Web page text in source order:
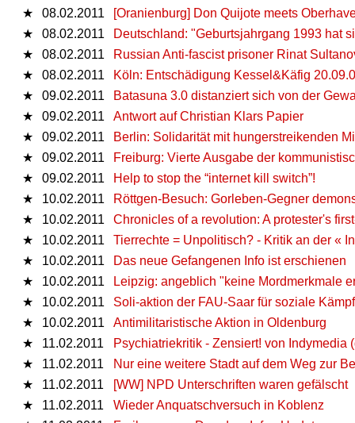
★
08.02.2011
[Oranienburg] Don Quijote meets
★
08.02.2011
Deutschland: "Geburtsjahrgang 1993 hat
★
08.02.2011
Russian Anti-fascist prisoner Rinat
★
08.02.2011
Köln: Entschädigung Kessel&Käfig
★
09.02.2011
Batasuna 3.0 distanziert sich von der
★
09.02.2011
Antwort auf Christian Klars Papier
★
09.02.2011
Berlin: Solidarität mit hungerstreikenden
★
09.02.2011
Freiburg: Vierte Ausgabe der
★
09.02.2011
Help to stop the “internet kill switch”!
★
10.02.2011
Röttgen-Besuch: Gorleben-Gegner
★
10.02.2011
Chronicles of a revolution: A protester's
★
10.02.2011
Tierrechte = Unpolitisch? - Kritik an der «
★
10.02.2011
Das neue Gefangenen Info ist erschienen
★
10.02.2011
Leipzig: angeblich "keine Mordmerkmale
★
10.02.2011
Soli-aktion der FAU-Saar für soziale
★
10.02.2011
Antimilitaristische Aktion in Oldenburg
★
11.02.2011
Psychiatriekritik - Zensiert! von Indymedia
★
11.02.2011
Nur eine weitere Stadt auf dem Weg zur
★
11.02.2011
[WW] NPD Unterschriften waren gefälscht
★
11.02.2011
Wieder Anquatschversuch in Koblenz